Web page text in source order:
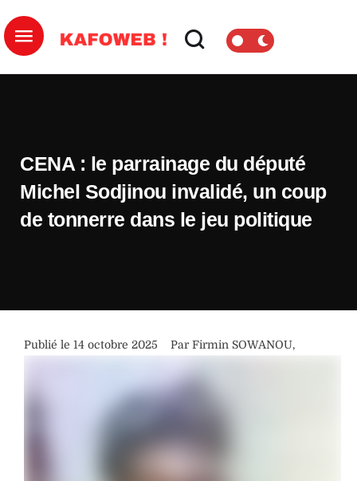
CENA : le parrainage du député
Michel Sodjinou invalidé, un coup
de tonnerre dans le jeu politique
Publié le 14 octobre 2025 Par Firmin SOWANOU,